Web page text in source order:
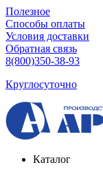
Полезное
Способы оплаты
Условия доставки
Обратная связь
8(800)350-38-93
Круглосуточно
Каталог